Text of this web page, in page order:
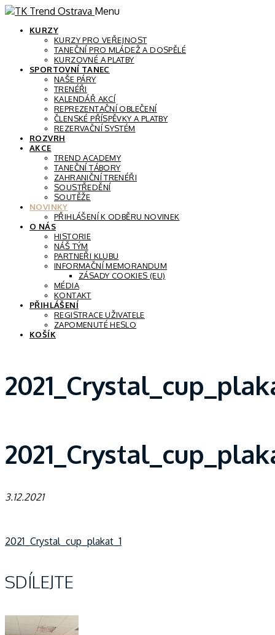
Menu
KURZY
KURZY PRO VEŘEJNOST
TANEČNÍ PRO MLÁDEŽ A DOSPĚLÉ
KURZOVNÉ A PLATBY
SPORTOVNÍ TANEC
NAŠE PÁRY
TRENÉŘI
KALENDÁŘ AKCÍ
REPREZENTAČNÍ OBLEČENÍ
ČLENSKÉ PŘÍSPĚVKY A PLATBY
REZERVAČNÍ SYSTÉM
ROZVRH
AKCE
TREND ACADEMY
TANEČNÍ TÁBORY
ZAHRANIČNÍ TRENÉŘI
SOUSTŘEDĚNÍ
SOUTĚŽE
NOVINKY
PŘIHLÁŠENÍ K ODBĚRU NOVINEK
O NÁS
HISTORIE
NÁŠ TÝM
PARTNEŘI KLUBU
INFORMAČNÍ MEMORANDUM
ZÁSADY COOKIES (EU)
MÉDIA
KONTAKT
PŘIHLÁŠENÍ
REGISTRACE UŽIVATELE
ZAPOMENUTÉ HESLO
KOŠÍK
3.12.2021
Navigace
pro
příspěvek
2021_Crystal_cup_plakat_1
SDÍLEJTE